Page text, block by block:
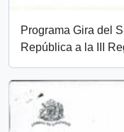
Programa Gira del
República a la III